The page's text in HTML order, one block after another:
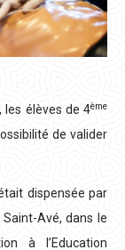
les élèves de 4ème
de valider
dispensée par
Avé, dans le
à l’Education